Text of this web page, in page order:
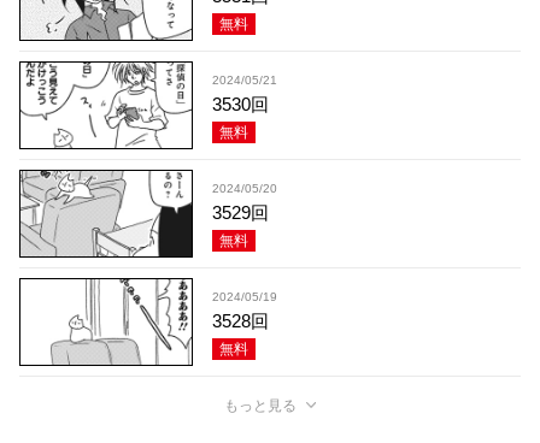
無料
2024/05/21
3530回
無料
2024/05/20
3529回
無料
2024/05/19
3528回
無料
もっと見る